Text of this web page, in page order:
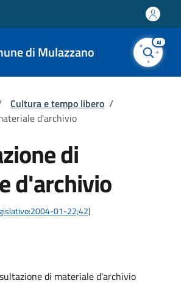
di Mulazzano
AI
pane
Cultura e tempo libero /
d'archivio
di
d'archivio
01-22;42)
di materiale d'archivio